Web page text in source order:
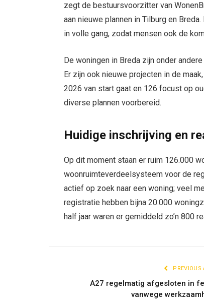
zegt de bestuursvoorzitter van
aan nieuwe plannen in Tilburg en
in volle gang, zodat mensen ook de
De woningen in Breda zijn onder
Er zijn ook nieuwe projecten in de
2026 van start gaat en 126 focust op
diverse plannen voorbereid.
Huidige inschrijving en
Op dit moment staan er ruim 126.000
woonruimteverdeelsysteem voor de
actief op zoek naar een woning; veel
registratie hebben bijna 20.000
half jaar waren er gemiddeld zo’n 800
PREVIOUS
A27 regelmatig afgesloten in
vanwege